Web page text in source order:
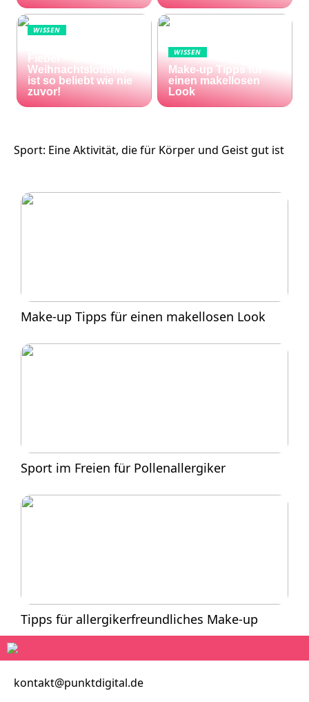
WISSEN
Fieber – die El Gordo
Weihnachtslotterie
ist so beliebt wie nie
zuvor!
WISSEN
Make-up Tipps für
einen makellosen
Look
Sport: Eine Aktivität, die für Körper und Geist gut ist
Make-up Tipps für einen makellosen Look
Sport im Freien für Pollenallergiker
Tipps für allergikerfreundliches Make-up
kontakt@punktdigital.de